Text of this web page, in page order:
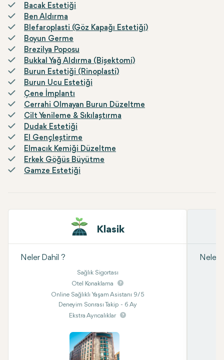
Bacak Estetiği
Ben Aldırma
Blefaroplasti (Göz Kapağı Estetiği)
Boyun Germe
Brezilya Poposu
Bukkal Yağ Aldırma (Bişektomi)
Burun Estetiği (Rinoplasti)
Burun Ucu Estetiği
Çene İmplantı
Cerrahi Olmayan Burun Düzeltme
Cilt Yenileme & Sıkılaştırma
Dudak Estetiği
El Gençleştirme
Elmacık Kemiği Düzeltme
Erkek Göğüs Büyütme
Gamze Estetiği
Klasik
Neler Dahil ?
Sağlık Sigortası
Otel Konaklama
Online Sağlıklı Yaşam Asistanı 9/5
Deneyim Sonrası Takip - 6 Ay
Ekstra Ayrıcalıklar
Neler